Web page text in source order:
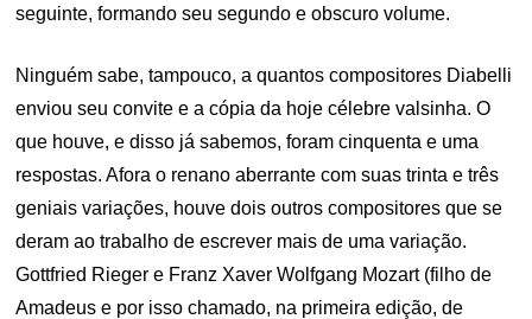
seguinte, formando seu segundo e obscuro volume.
Ninguém sabe, tampouco, a quantos compositores Diabelli
enviou seu convite e a cópia da hoje célebre valsinha. O
que houve, e disso já sabemos, foram cinquenta e uma
respostas. Afora o renano aberrante com suas trinta e três
geniais variações, houve dois outros compositores que se
deram ao trabalho de escrever mais de uma variação.
Gottfried Rieger e Franz Xaver Wolfgang Mozart (filho de
Amadeus e por isso chamado, na primeira edição, de